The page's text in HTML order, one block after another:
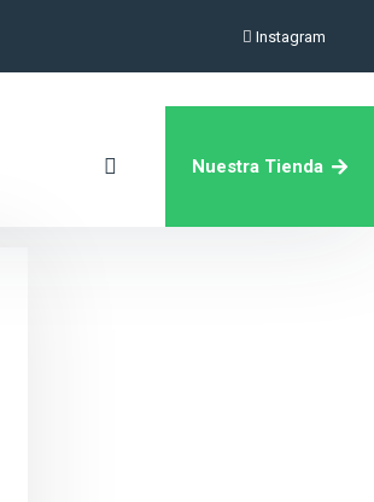
Instagram
Nuestra Tienda